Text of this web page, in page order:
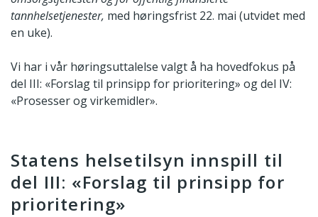
tannhelsetjenester, med høringsfrist 22. mai (utvidet med
en uke).
Vi har i vår høringsuttalelse valgt å ha hovedfokus på
del III: «Forslag til prinsipp for prioritering» og del IV:
«Prosesser og virkemidler».
Statens helsetilsyn innspill til
del III: «Forslag til prinsipp for
prioritering»